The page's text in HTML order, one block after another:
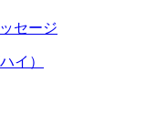
セージ
イ）